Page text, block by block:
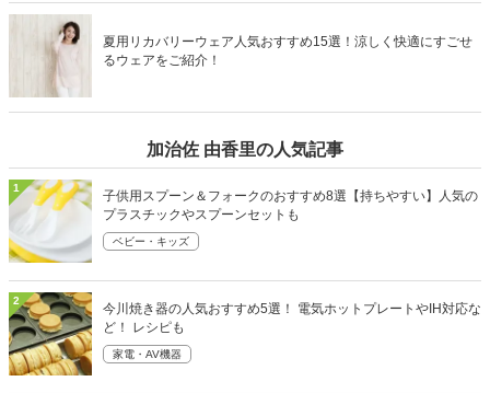
夏用リカバリーウェア人気おすすめ15選！涼しく快適にすごせ
るウェアをご紹介！
加治佐 由香里の人気記事
1
子供用スプーン＆フォークのおすすめ8選【持ちやすい】人気の
プラスチックやスプーンセットも
ベビー・キッズ
2
今川焼き器の人気おすすめ5選！ 電気ホットプレートやIH対応な
ど！ レシピも
家電・AV機器